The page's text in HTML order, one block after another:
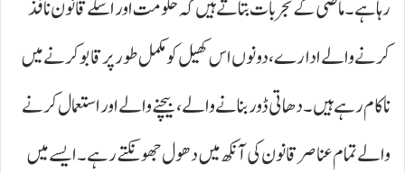
رہا ہے۔ ماضی کے تجربات بتاتے ہیں کہ حکومت اور اسکے قانون نافذ
کرنے والے ادارے، دونوں اس کھیل کو مکمل طور پر قابو کرنے میں
ناکام رہے ہیں۔ دھاتی ڈور بنانے والے، بیچنے والے اور استعمال کرنے
والے تمام عناصر قانون کی آنکھ میں دھول جھونکتے رہے۔ ایسے میں